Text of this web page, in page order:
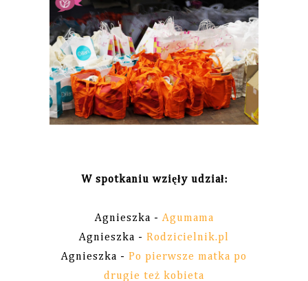
W spotkaniu wzięły udział:
Agnieszka -Agumama
Agnieszka - Rodzicielnik.pl
Agnieszka - Po pierwsze matka po
drugie też kobieta